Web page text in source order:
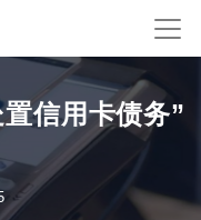
信用卡债务”